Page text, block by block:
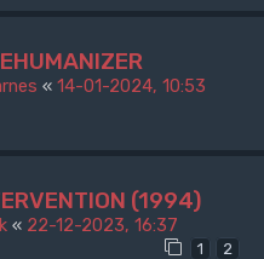
« 14-01-2024, 10:53
(1994)
« 22-12-2023, 16:37
1 2